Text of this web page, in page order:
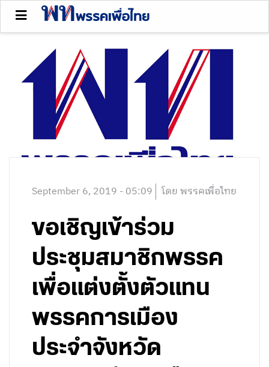
September 6, 2019 - 05:09 โดย พรรคเพื่อไทย
ขอเชิญเข้าร่วม
ประชุมสมาชิกพรรค
เพื่อแต่งตั้งตัวแทน
พรรคการเมือง
ประจำจังหวัด